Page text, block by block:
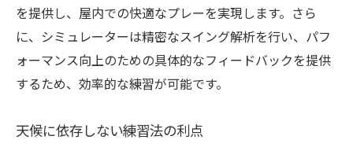
を提供し、屋内での快適なプレーを実現します。さら
に、シミュレーターは精密なスイング解析を行い、パフ
ォーマンス向上のための具体的なフィードバックを提供
するため、効率的な練習が可能です。
天候に依存しない練習法の利点